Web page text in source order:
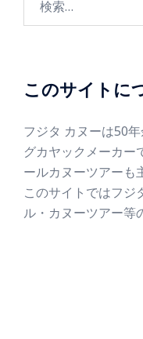
このサイトに
フジタ カヌーは50
グカヤックメーカー
ールカヌーツアーも
このサイトではフジ
ル・カヌーツアー等